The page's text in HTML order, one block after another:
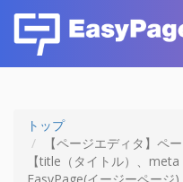
トップ
【ページエディタ】ペ
【title（タイトル）、meta